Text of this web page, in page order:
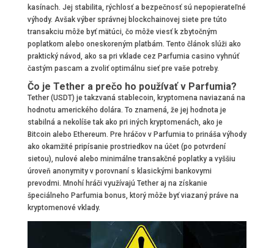
kasínach. Jej stabilita, rýchlosť a bezpečnosť sú nepopierateľné
výhody. Avšak výber správnej blockchainovej siete pre túto
transakciu môže byť mätúci, čo môže viesť k zbytočným
poplatkom alebo oneskoreným platbám. Tento článok slúži ako
praktický návod, ako sa pri vklade cez Parfumia casino vyhnúť
častým pascam a zvoliť optimálnu sieť pre vaše potreby.
Čo je Tether a prečo ho používať v Parfumia?
Tether (USDT) je takzvaná stablecoin, kryptomena naviazaná na
hodnotu amerického dolára. To znamená, že jej hodnota je
stabilná a nekolíše tak ako pri iných kryptomenách, ako je
Bitcoin alebo Ethereum. Pre hráčov v Parfumia to prináša výhody
ako okamžité pripísanie prostriedkov na účet (po potvrdení
sietou), nulové alebo minimálne transakčné poplatky a vyššiu
úroveň anonymity v porovnaní s klasickými bankovymi
prevodmi. Mnohí hráči využívajú Tether aj na získanie
špeciálneho Parfumia bonus, ktorý môže byť viazaný práve na
kryptomenové vklady.